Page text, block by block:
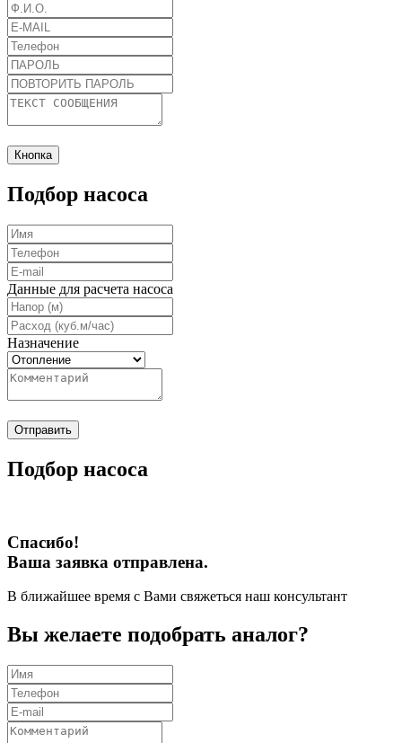
Кнопка
Подбор насоса
Данные для расчета насоса
Назначение
Отправить
Подбор насоса
Спасибо!
Ваша заявка отправлена.
В ближайшее время с Вами свяжеться наш консультант
Вы желаете подобрать аналог?